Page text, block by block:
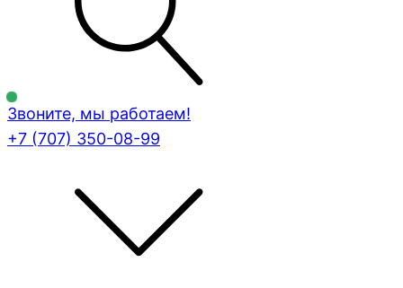
Звоните, мы работаем!
+7 (707) 350-08-99